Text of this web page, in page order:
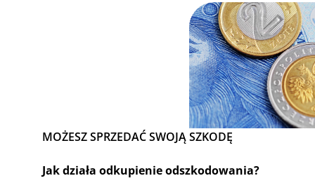
MOŻESZ SPRZEDAĆ SWOJĄ SZKODĘ
Jak działa odkupienie odszkodowania?